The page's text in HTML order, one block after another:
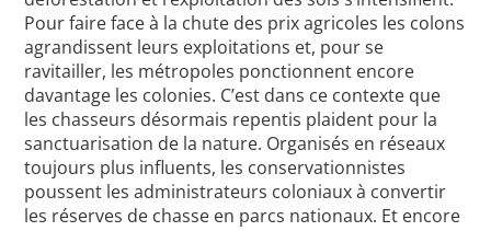
Pour faire face à la chute des prix agricoles les colons
agrandissent leurs exploitations et, pour se
ravitailler, les métropoles ponctionnent encore
davantage les colonies. C’est dans ce contexte que
les chasseurs désormais repentis plaident pour la
sanctuarisation de la nature. Organisés en réseaux
toujours plus influents, les conservationnistes
poussent les administrateurs coloniaux à convertir
les réserves de chasse en parcs nationaux. Et encore